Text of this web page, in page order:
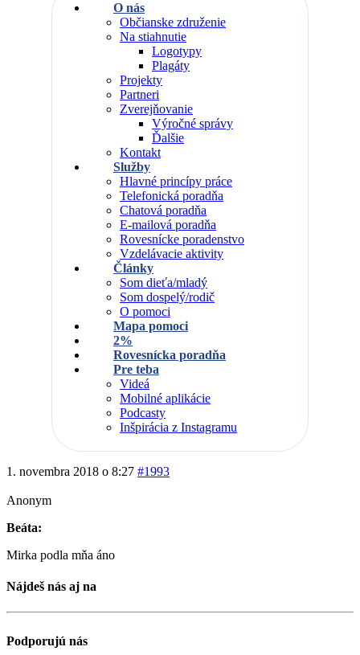
O nás
Občianske združenie
Na stiahnutie
Logotypy
Plagáty
Projekty
Partneri
Zverejňovanie
Výročné správy
Ďalšie
Kontakt
Služby
Hlavné princípy práce
Telefonická poradňa
Chatová poradňa
E-mailová poradňa
Rovesnícke poradenstvo
Vzdelávacie aktivity
Články
Som dieťa/mladý
Som dospelý/rodič
O pomoci
Mapa pomoci
2%
Rovesnícka poradňa
Pre teba
Videá
Mobilné aplikácie
Podcasty
Inšpirácia z Instagramu
1. novembra 2018 o 8:27 #1993
Anonym
Beáta:
Mirka podla mňa áno
Nájdeš nás aj na
Podporujú nás